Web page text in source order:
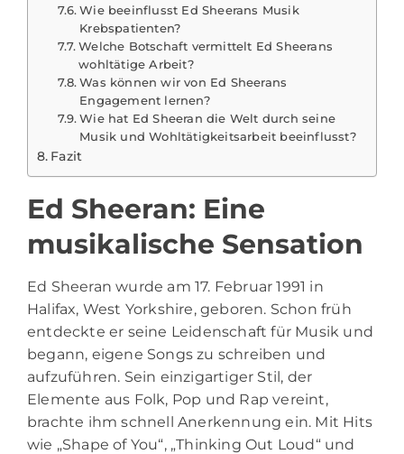
Wie beeinflusst Ed Sheerans Musik
Krebspatienten?
Welche Botschaft vermittelt Ed Sheerans
wohltätige Arbeit?
Was können wir von Ed Sheerans
Engagement lernen?
Wie hat Ed Sheeran die Welt durch seine
Musik und Wohltätigkeitsarbeit beeinflusst?
Fazit
Ed Sheeran: Eine
musikalische Sensation
Ed Sheeran wurde am 17. Februar 1991 in
Halifax, West Yorkshire, geboren. Schon früh
entdeckte er seine Leidenschaft für Musik und
begann, eigene Songs zu schreiben und
aufzuführen. Sein einzigartiger Stil, der
Elemente aus Folk, Pop und Rap vereint,
brachte ihm schnell Anerkennung ein. Mit Hits
wie „Shape of You“, „Thinking Out Loud“ und